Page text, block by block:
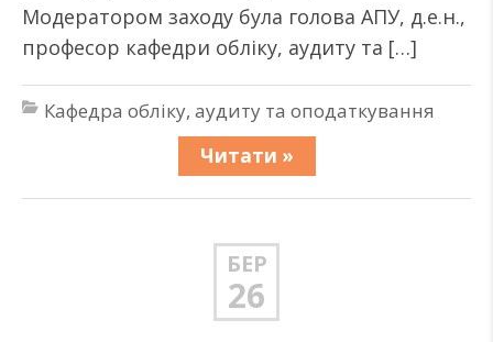
Модератором заходу була голова АПУ, д.е.н.,
професор кафедри обліку, аудиту та […]
Кафедра обліку, аудиту та оподаткування
Читати »
БЕР
26